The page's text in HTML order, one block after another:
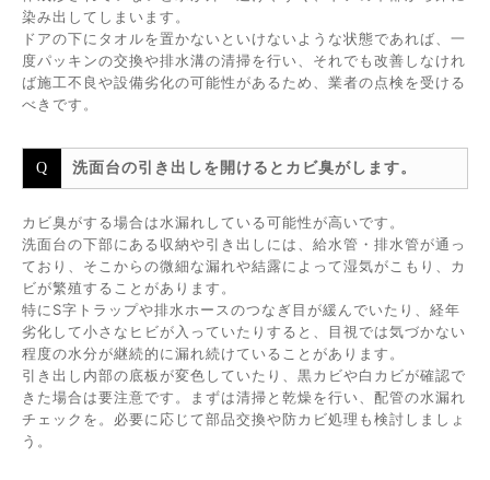
染み出してしまいます。
ドアの下にタオルを置かないといけないような状態であれば、一
度パッキンの交換や排水溝の清掃を行い、それでも改善しなけれ
ば施工不良や設備劣化の可能性があるため、業者の点検を受ける
べきです。
洗面台の引き出しを開けるとカビ臭がします。
カビ臭がする場合は水漏れしている可能性が高いです。
洗面台の下部にある収納や引き出しには、給水管・排水管が通っ
ており、そこからの微細な漏れや結露によって湿気がこもり、カ
ビが繁殖することがあります。
特にS字トラップや排水ホースのつなぎ目が緩んでいたり、経年
劣化して小さなヒビが入っていたりすると、目視では気づかない
程度の水分が継続的に漏れ続けていることがあります。
引き出し内部の底板が変色していたり、黒カビや白カビが確認で
きた場合は要注意です。まずは清掃と乾燥を行い、配管の水漏れ
チェックを。必要に応じて部品交換や防カビ処理も検討しましょ
う。